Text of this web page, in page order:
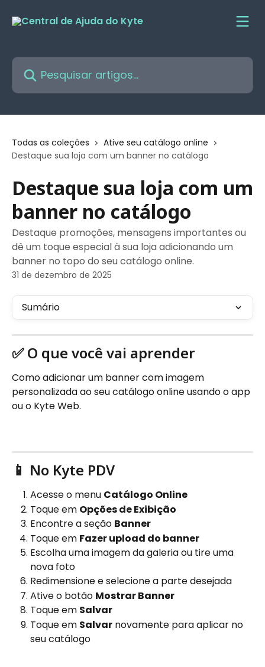
Pesquisar artigos...
Todas as coleções
Ative seu catálogo online
Destaque sua loja com um banner no catálogo
Destaque sua loja com um
banner no catálogo
Destaque promoções, mensagens importantes ou
dê um toque especial à sua loja adicionando um
banner no topo do seu catálogo online.
31 de dezembro de 2025
Sumário
✅ O que você vai aprender
Como adicionar um banner com imagem
personalizada ao seu catálogo online usando o app
ou o Kyte Web.
📱 No Kyte PDV
Acesse o menu Catálogo Online
Toque em Opções de Exibição
Encontre a seção Banner
Toque em Fazer upload do banner
Escolha uma imagem da galeria ou tire uma
nova foto
Redimensione e selecione a parte desejada
Ative o botão Mostrar Banner
Toque em Salvar
Toque em Salvar novamente para aplicar no
seu catálogo